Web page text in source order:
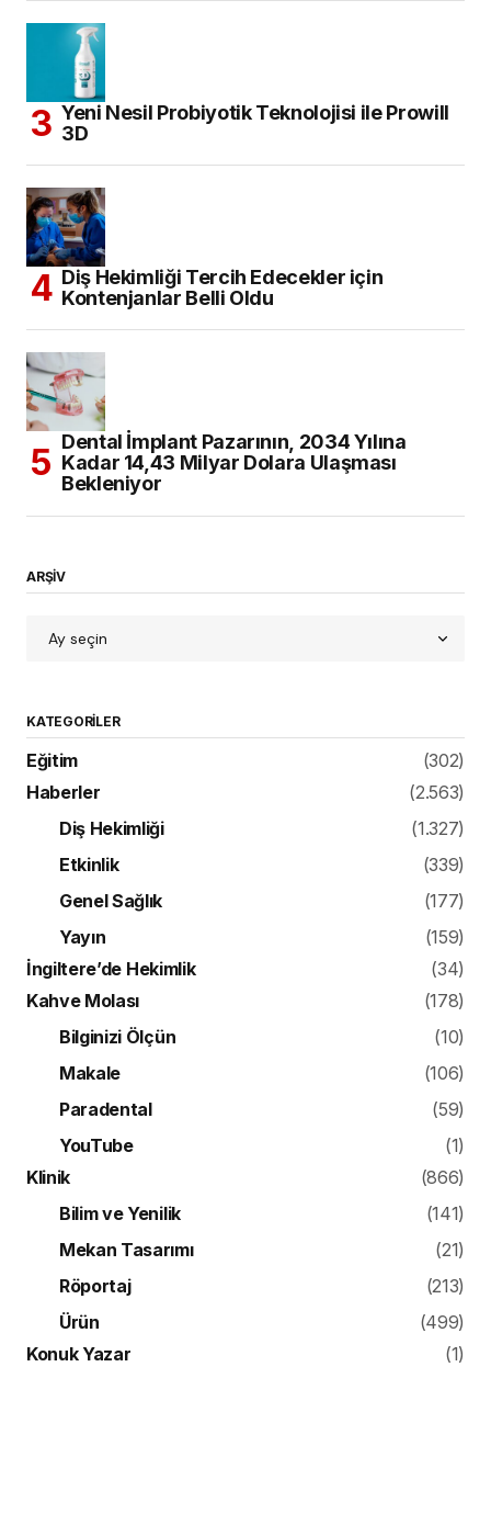
Yeni Nesil Probiyotik Teknolojisi ile Prowill
3D
Diş Hekimliği Tercih Edecekler için
Kontenjanlar Belli Oldu
Dental İmplant Pazarının, 2034 Yılına
Kadar 14,43 Milyar Dolara Ulaşması
Bekleniyor
ARŞİV
KATEGORILER
Eğitim
(302)
Haberler
(2.563)
Diş Hekimliği
(1.327)
Etkinlik
(339)
Genel Sağlık
(177)
Yayın
(159)
İngiltere’de Hekimlik
(34)
Kahve Molası
(178)
Bilginizi Ölçün
(10)
Makale
(106)
Paradental
(59)
YouTube
(1)
Klinik
(866)
Bilim ve Yenilik
(141)
Mekan Tasarımı
(21)
Röportaj
(213)
Ürün
(499)
Konuk Yazar
(1)